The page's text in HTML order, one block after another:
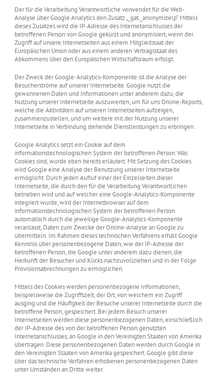
Der für die Verarbeitung Verantwortliche verwendet für die Web-
Analyse über Google Analytics den Zusatz „_gat._anonymizeIp“. Mittels
dieses Zusatzes wird die IP-Adresse des Internetanschlusses der
betroffenen Person von Google gekürzt und anonymisiert, wenn der
Zugriff auf unsere Internetseiten aus einem Mitgliedstaat der
Europäischen Union oder aus einem anderen Vertragsstaat des
Abkommens über den Europäischen Wirtschaftsraum erfolgt.
Der Zweck der Google-Analytics-Komponente ist die Analyse der
Besucherströme auf unserer Internetseite. Google nutzt die
gewonnenen Daten und Informationen unter anderem dazu, die
Nutzung unserer Internetseite auszuwerten, um für uns Online-Reports,
welche die Aktivitäten auf unseren Internetseiten aufzeigen,
zusammenzustellen, und um weitere mit der Nutzung unserer
Internetseite in Verbindung stehende Dienstleistungen zu erbringen.
Google Analytics setzt ein Cookie auf dem
informationstechnologischen System der betroffenen Person. Was
Cookies sind, wurde oben bereits erläutert. Mit Setzung des Cookies
wird Google eine Analyse der Benutzung unserer Internetseite
ermöglicht. Durch jeden Aufruf einer der Einzelseiten dieser
Internetseite, die durch den für die Verarbeitung Verantwortlichen
betrieben wird und auf welcher eine Google-Analytics-Komponente
integriert wurde, wird der Internetbrowser auf dem
informationstechnologischen System der betroffenen Person
automatisch durch die jeweilige Google-Analytics-Komponente
veranlasst, Daten zum Zwecke der Online-Analyse an Google zu
übermitteln. Im Rahmen dieses technischen Verfahrens erhält Google
Kenntnis über personenbezogene Daten, wie der IP-Adresse der
betroffenen Person, die Google unter anderem dazu dienen, die
Herkunft der Besucher und Klicks nachzuvollziehen und in der Folge
Provisionsabrechnungen zu ermöglichen.
Mittels des Cookies werden personenbezogene Informationen,
beispielsweise die Zugriffszeit, der Ort, von welchem ein Zugriff
ausging und die Häufigkeit der Besuche unserer Internetseite durch die
betroffene Person, gespeichert. Bei jedem Besuch unserer
Internetseiten werden diese personenbezogenen Daten, einschließlich
der IP-Adresse des von der betroffenen Person genutzten
Internetanschlusses, an Google in den Vereinigten Staaten von Amerika
übertragen. Diese personenbezogenen Daten werden durch Google in
den Vereinigten Staaten von Amerika gespeichert. Google gibt diese
über das technische Verfahren erhobenen personenbezogenen Daten
unter Umständen an Dritte weiter.